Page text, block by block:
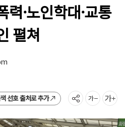
·노인학대·교통
펼쳐
선호 출처로 추가